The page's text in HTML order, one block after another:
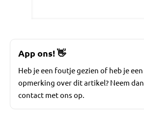
App ons!👋
Heb je een foutje gezien of heb je een
opmerking over dit artikel? Neem dan
contact met ons op.